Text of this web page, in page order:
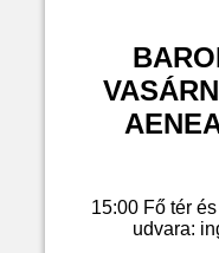
15:00 Fő tér
udvara: